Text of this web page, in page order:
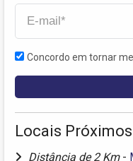
Concordo em tornar
Locais
Distância de 2 Km -